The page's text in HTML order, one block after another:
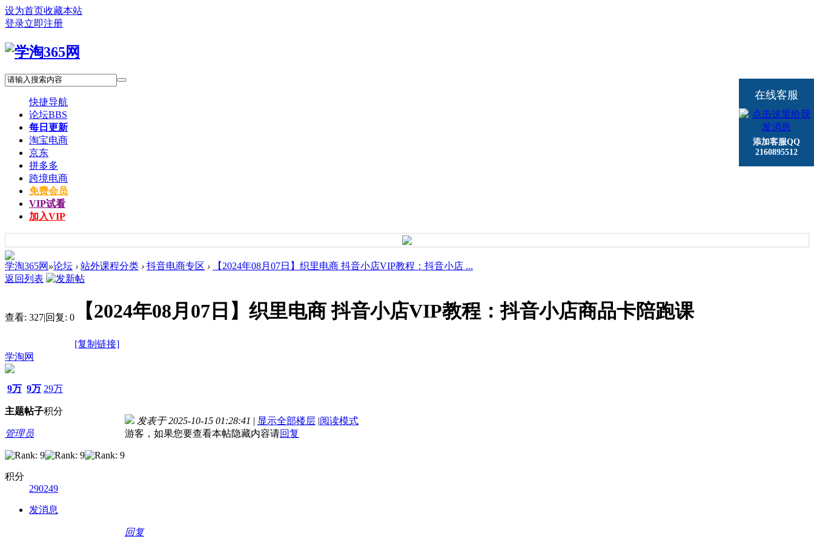
设为首页收藏本站
登录立即注册
快捷导航
论坛BBS
每日更新
淘宝电商
京东
拼多多
跨境电商
免费会员
VIP试看
加入VIP
学淘365网 »论坛 › 站外课程分类 › 抖音电商专区 ›
【2024年08月07日】织里电商 抖音小店VIP教程：抖音小店 ...
返回列表
查看: 327|回复: 0 【2024年08月07日】织里电商 抖音小店VIP教程：抖音小店商品卡陪跑课
[复制链接]
学淘网
9万
主题
9万
帖子
29万
积分
管理员
积分
290249
发消息
发表于 2025-10-15 01:28:41 | 显示全部楼层 |阅读模式
游客，如果您要查看本帖隐藏内容请回复
回复
在线客服
添加客服QQ
2160895512